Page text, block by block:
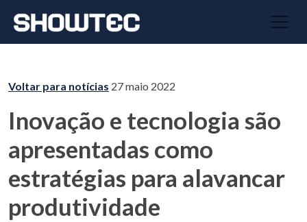
Voltar para notícias 27 maio 2022
Inovação e tecnologia são
apresentadas como
estratégias para alavancar
produtividade